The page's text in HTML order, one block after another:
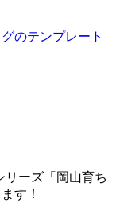
のテンプレート
リーズ「岡山育ち
す！